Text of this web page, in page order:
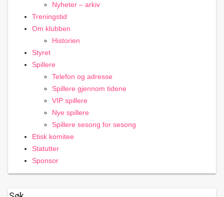
Nyheter – arkiv
Treningstid
Om klubben
Historien
Styret
Spillere
Telefon og adresse
Spillere gjennom tidene
VIP spillere
Nye spillere
Spillere sesong for sesong
Etisk komitee
Statutter
Sponsor